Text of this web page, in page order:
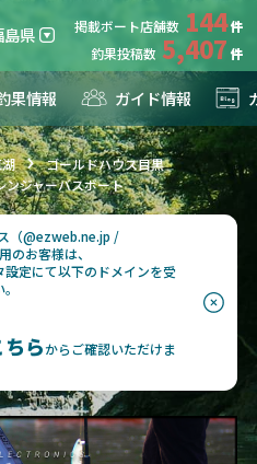
島県 掲載ボート店舗数 144
釣果投稿数 5,407
果情報 ガイド情報
ゴールドハウス目黒
ンジャーバスボート
（@ezweb.ne.jp /
のお客様は、
定にて以下のドメインを受
らからご確認いただけま